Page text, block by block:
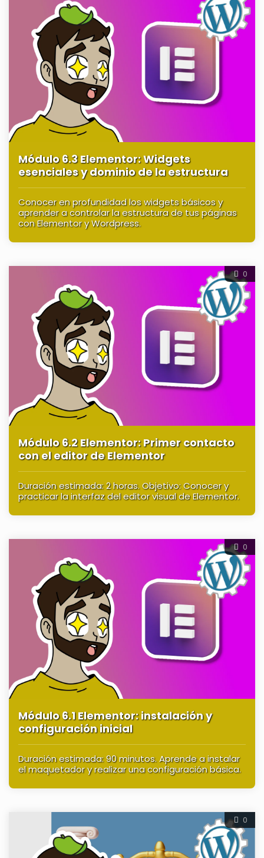
Módulo 6.3 Elementor: Widgets
esenciales y dominio de la estructura
Conocer en profundidad los widgets básicos y
aprender a controlar la estructura de tus páginas
con Elementor y Wordpress.
0
Módulo 6.2 Elementor: Primer contacto
con el editor de Elementor
Duración estimada: 2 horas. Objetivo: Conocer y
practicar la interfaz del editor visual de Elementor.
0
Módulo 6.1 Elementor: instalación y
configuración inicial
Duración estimada: 90 minutos. Aprende a instalar
el maquetador y realizar una configuración básica.
0